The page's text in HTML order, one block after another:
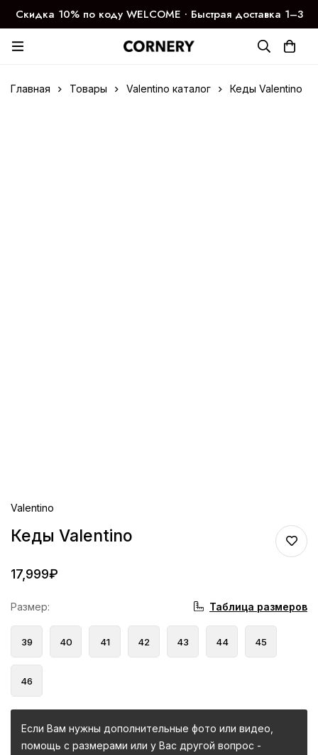
Скидка 10% по коду WELCOME ∙ Быстрая доставка 1–3
дня
Главная Товары Valentino каталог Кеды Valentino
Valentino
Кеды Valentino
17,999₽
Размер: Таблица размеров
39 40 41 42 43 44 45
46
Если Вам нужны дополнительные фото или видео,
помощь с размерами или у Вас другой вопрос -